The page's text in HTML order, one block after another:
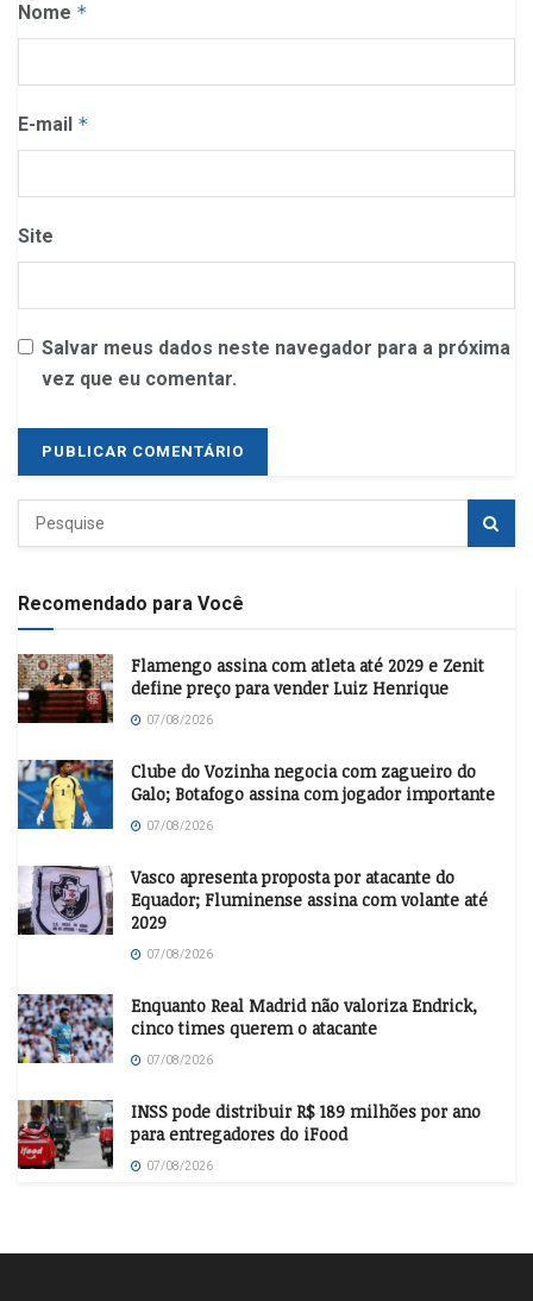
Nome *
E-mail *
Site
Salvar meus dados neste navegador para a próxima
vez que eu comentar.
Recomendado para Você
Flamengo assina com atleta até 2029 e Zenit
define preço para vender Luiz Henrique
07/08/2026
Clube do Vozinha negocia com zagueiro do
Galo; Botafogo assina com jogador importante
07/08/2026
Vasco apresenta proposta por atacante do
Equador; Fluminense assina com volante até
2029
07/08/2026
Enquanto Real Madrid não valoriza Endrick,
cinco times querem o atacante
07/08/2026
INSS pode distribuir R$ 189 milhões por ano
para entregadores do iFood
07/08/2026